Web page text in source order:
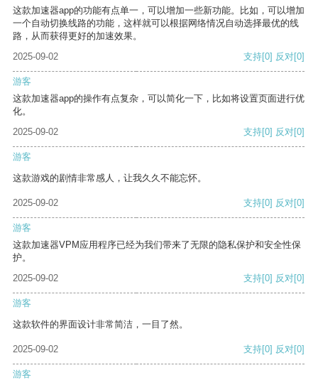
这款加速器app的功能有点单一，可以增加一些新功能。比如，可以增加
一个自动切换线路的功能，这样就可以根据网络情况自动选择最优的线
路，从而获得更好的加速效果。
2025-09-02
支持[0] 反对[0]
游客
这款加速器app的操作有点复杂，可以简化一下，比如将设置页面进行优
化。
2025-09-02
支持[0] 反对[0]
游客
这款游戏的剧情非常感人，让我久久不能忘怀。
2025-09-02 支持[0] 反对[0]
游客
这款加速器VPM应用程序已经为我们带来了无限的隐私保护和安全性保
护。
2025-09-02
支持[0] 反对[0]
游客
这款软件的界面设计非常简洁，一目了然。
2025-09-02 支持[0] 反对[0]
游客